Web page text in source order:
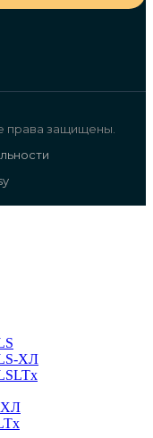
права защищены.
ХЛ
ХЛ